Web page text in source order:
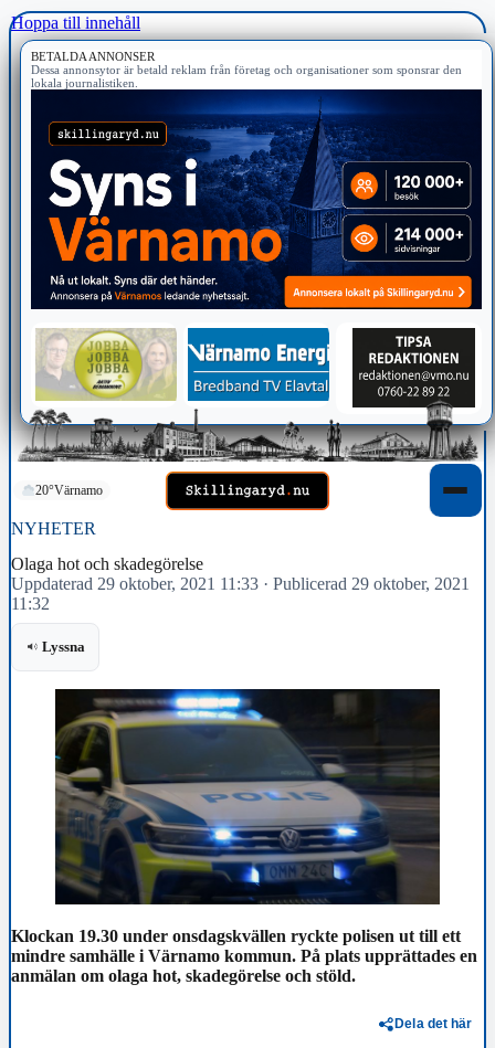
Hoppa till innehåll
BETALDA ANNONSER
Dessa annonsytor är betald reklam från företag och organisationer som sponsrar den
lokala journalistiken.
20°Värnamo
NYHETER
Olaga hot och skadegörelse
Uppdaterad 29 oktober, 2021 11:33 · Publicerad 29 oktober, 2021
11:32
Lyssna
Klockan 19.30 under onsdagskvällen ryckte polisen ut till ett
mindre samhälle i Värnamo kommun. På plats upprättades en
anmälan om olaga hot, skadegörelse och stöld.
Dela det här